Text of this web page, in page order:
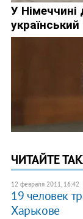
ЧИТАЙТЕ
12 февраля 2011, 16:42
19 человек
Харькове